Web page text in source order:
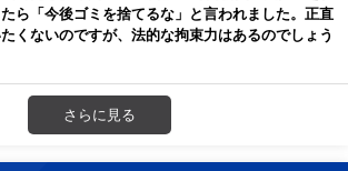
ら「今後ゴミを捨てるな」と言われました。正直
くないのですが、法的な拘束力はあるのでしょう
さらに見る